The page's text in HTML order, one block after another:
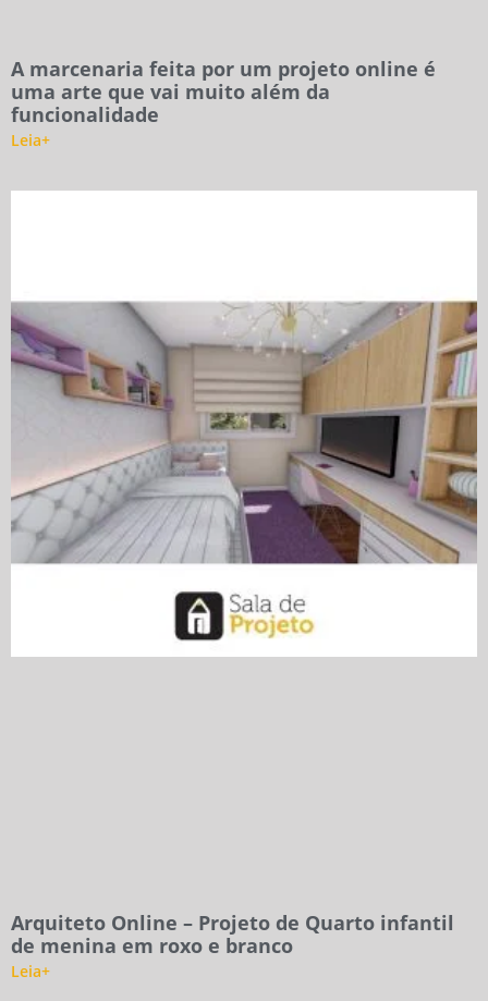
A marcenaria feita por um projeto online é
uma arte que vai muito além da
funcionalidade
Leia+
Arquiteto Online – Projeto de Quarto infantil
de menina em roxo e branco
Leia+